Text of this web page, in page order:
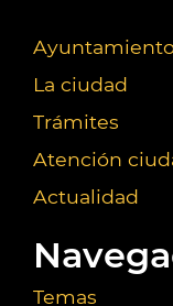
La ciudad
Trámites
Atención
Actualidad
Temas